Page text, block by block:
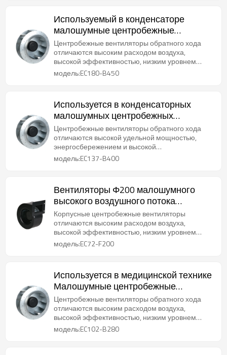
Используемый в конденсаторе
малошумные центробежные
вентиляторы Φ450 EC обратного
направления подгоняют
Центробежные вентиляторы обратного хода
отличаются высоким расходом воздуха,
высокой эффективностью, низким уровнем
шума и длительным сроком службы.
модель:EC180-B450
Используется в конденсаторных
малошумных центробежных
вентиляторах с обратным потоком
воздуха Φ400
Центробежные вентиляторы обратного хода
отличаются высокой удельной мощностью,
энергосбережением и высокой
эффективностью, длительным сроком службы,
оптимизированной аэродинамикой.
модель:EC137-B400
Вентиляторы Φ200 малошумного
высокого воздушного потока
расквартировывая центробежные
подгоняют
Корпусные центробежные вентиляторы
отличаются высоким расходом воздуха,
высокой эффективностью, низким уровнем
шума и длительным сроком службы.
модель:EC72-F200
Используется в медицинской технике
Малошумные центробежные
вентиляторы с высоким потоком
воздуха Φ280 Настроить обратно
Центробежные вентиляторы обратного хода
отличаются высоким расходом воздуха,
высокой эффективностью, низким уровнем
шума и длительным сроком службы.
модель:EC102-B280